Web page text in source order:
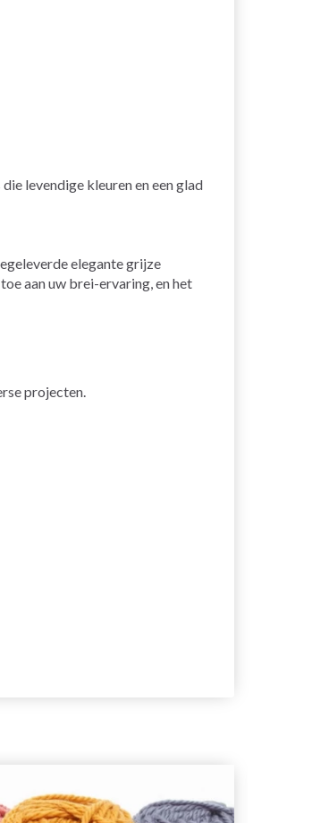
levendige kleuren en een glad
elegante grijze
aan uw brei-ervaring, en het
projecten.